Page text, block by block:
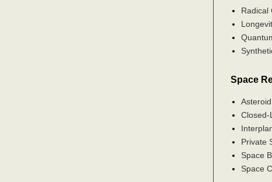
Radical
Space
Closed-
Private
Space
Space